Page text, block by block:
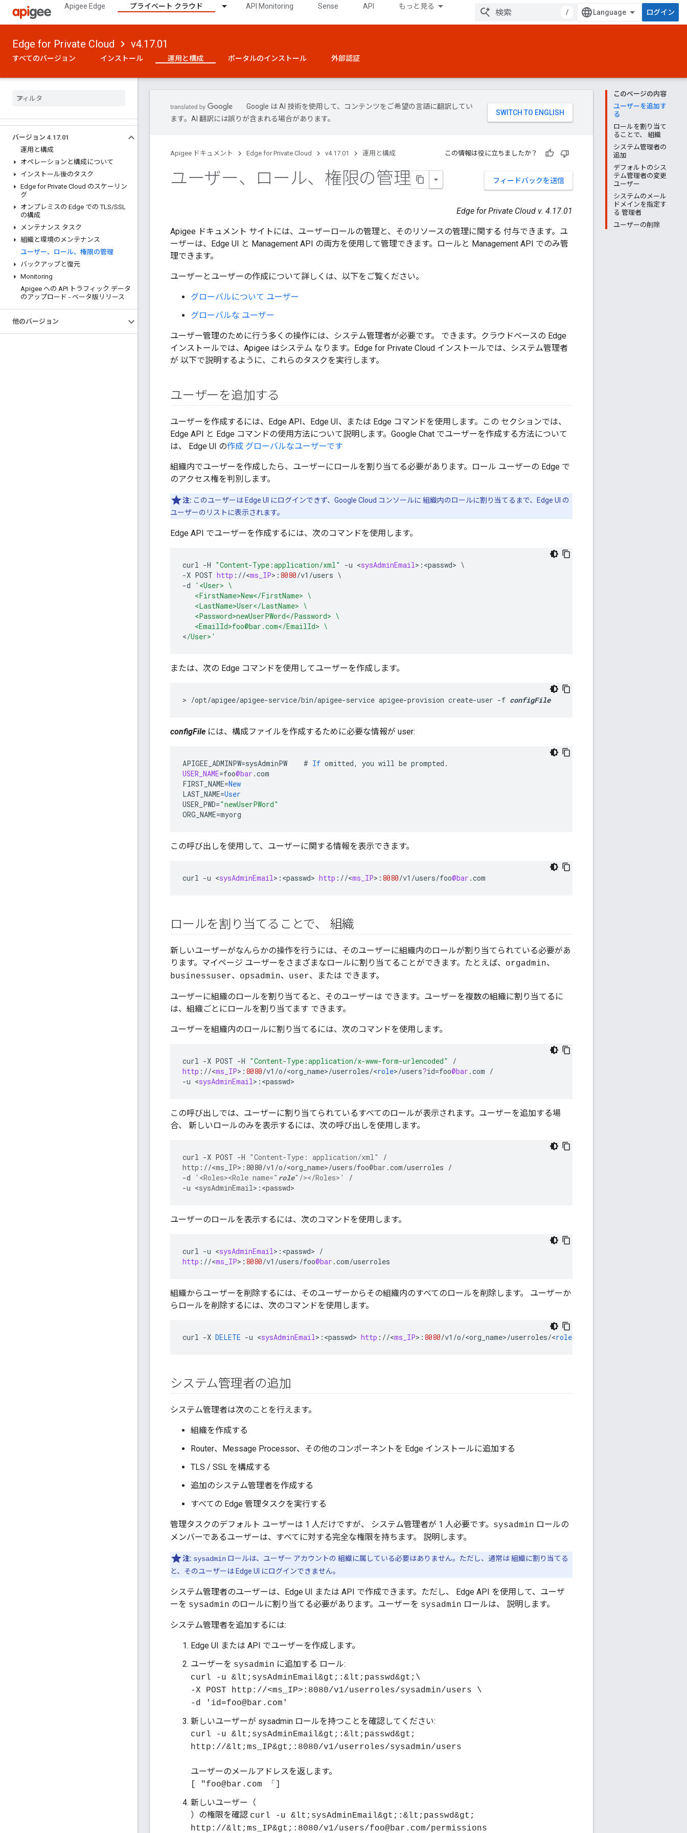
Apigee Edge プライベート クラウド API Monitoring Sense API もっと見る
/ ログイン
Edge for Private Cloud v4.17.01
すべてのバージョン インストール 運用と構成 ポータルのインストール 外部認証
バージョン 4.17.01
運用と構成
オペレーションと構成について
インストール後のタスク
Edge for Private Cloud のスケーリン
グ
オンプレミスの Edge での TLS/SSL
の構成
メンテナンス タスク
組織と環境のメンテナンス
ユーザー、ロール、権限の管理
バックアップと復元
Monitoring
Apigee への API トラフィック データ
のアップロード - ベータ版リリース
他のバージョン
このページの内容
ユーザーを追加す
る
ロールを割り当て
ることで、 組織
システム管理者の
追加
デフォルトのシス
テム管理者の変更
ユーザー
システムのメール
ドメインを指定す
る 管理者
ユーザーの削除
Google は AI 技術を使用して、コンテンツをご希望の言語に翻訳してい
ます。AI 翻訳には誤りが含まれる場合があります。
Apigee ドキュメント Edge for Private Cloud v4.17.01 運用と構成 この情報は役に立ちましたか？
フィードバックを送信
ユーザー、ロール、権限の管理
Edge for Private Cloud v. 4.17.01
Apigee ドキュメント サイトには、ユーザーロールの管理と、そのリソースの管理に関する 付与できます。ユ
ーザーは、Edge UI と Management API の両方を使用して管理できます。ロールと Management API でのみ管
理できます。
ユーザーとユーザーの作成について詳しくは、以下をご覧ください。
グローバルについて ユーザー
グローバルな ユーザー
ユーザー管理のために行う多くの操作には、システム管理者が必要です。 できます。クラウドベースの Edge
インストールでは、Apigee はシステム なります。Edge for Private Cloud インストールでは、システム管理者
が 以下で説明するように、これらのタスクを実行します。
ユーザーを追加する
ユーザーを作成するには、Edge API、Edge UI、または Edge コマンドを使用します。この セクションでは、
Edge API と Edge コマンドの使用方法について説明します。Google Chat でユーザーを作成する方法について
は、 Edge UI の作成 グローバルなユーザーです
組織内でユーザーを作成したら、ユーザーにロールを割り当てる必要があります。ロール ユーザーの Edge で
のアクセス権を判別します。
注: このユーザーは Edge UI にログインできず、Google Cloud コンソールに 組織内のロールに割り当てるまで、Edge UI の
ユーザーのリストに表示されます。
Edge API でユーザーを作成するには、次のコマンドを使用します。
curl -H "Content-Type:application/xml" -u <sysAdminEmail> : <passwd> \
-X POST http : //<ms_IP> : 8080/v1 /users \
-d
'<User> \
   <FirstName>New</FirstName> \
   <LastName>User</LastName> \
   <Password>newUserPWord</Password> \
   <EmailId>foo@bar.com</EmailId> \
</User>'
または、次の Edge コマンドを使用してユーザーを作成します。
> /opt/apigee/apigee-service/bin/apigee-service apigee-provision create-user -f configFile
configFile には、構成ファイルを作成するために必要な情報が user:
APIGEE_ADMINPW=sysAdminPW # If omitted, you will be prompted .
USER_NAME=foo@bar .com
FIRST_NAME=New
LAST_NAME=User
USER_PWD="newUserPWord"
ORG_NAME=myorg
この呼び出しを使用して、ユーザーに関する情報を表示できます。
curl -u <sysAdminEmail> : <passwd> http : //<ms_IP> : 8080/v1 /users/foo@bar .com
ロールを割り当てることで、 組織
新しいユーザーがなんらかの操作を行うには、そのユーザーに組織内のロールが割り当てられている必要があ
ります。マイページ ユーザーをさまざまなロールに割り当てることができます。たとえば、 orgadmin、
businessuser、 opsadmin、 user、または できます。
ユーザーに組織のロールを割り当てると、そのユーザーは できます。ユーザーを複数の組織に割り当てるに
は、組織ごとにロールを割り当てます できます。
ユーザーを組織内のロールに割り当てるには、次のコマンドを使用します。
curl -X POST -H "Content-Type:application/x-www-form-urlencoded"
/
http : //<ms_IP> : 8080/v1 /o/<org_name>/userroles/<role>/users?id=foo@bar .com /
-u <sysAdminEmail> : <passwd>
この呼び出しでは、ユーザーに割り当てられているすべてのロールが表示されます。ユーザーを追加する場
合、 新しいロールのみを表示するには、次の呼び出しを使用します。
curl -X POST -H "Content-Type: application/xml"
/
http : //<ms_IP> : 8080/v1 /o/<org_name>/users/foo@bar .com/userroles /
-d '<Roles><Role name=" role"/></Roles>'
/
-u <sysAdminEmail> : <passwd>
ユーザーのロールを表示するには、次のコマンドを使用します。
curl -u <sysAdminEmail> : <passwd> /
http : //<ms_IP> : 8080/v1 /users/foo@bar .com/userroles
組織からユーザーを削除するには、そのユーザーからその組織内のすべてのロールを削除します。 ユーザーか
らロールを削除するには、次のコマンドを使用します。
curl -X DELETE -u <sysAdminEmail> : <passwd> http : //<ms_IP> : 8080/v1 /o/<org_name>/userroles/<role
システム管理者の追加
システム管理者は次のことを行えます。
組織を作成する
Router、Message Processor、その他のコンポーネントを Edge インストールに追加する
TLS / SSL を構成する
追加のシステム管理者を作成する
すべての Edge 管理タスクを実行する
管理タスクのデフォルト ユーザーは 1 人だけですが、 システム管理者が 1 人必要です。 sysadmin ロールの
メンバーであるユーザーは、すべてに対する完全な権限を持ちます。 説明します。
注: sysadmin ロールは、ユーザー アカウントの 組織に属している必要はありません。ただし、通常は 組織に割り当てる
と、そのユーザーは Edge UI にログインできません。
システム管理者のユーザーは、Edge UI または API で作成できます。ただし、 Edge API を使用して、ユーザ
ーを sysadmin のロールに割り当てる必要があります。ユーザーを sysadmin ロールは、 説明します。
システム管理者を追加するには:
Edge UI または API でユーザーを作成します。
ユーザーを sysadmin に追加する ロール:
curl -u &lt;sysAdminEmail&gt;:&lt;passwd&gt;\
-X POST http://<ms_IP>:8080/v1/userroles/sysadmin/users \
-d 'id=foo@bar.com'
新しいユーザーが sysadmin ロールを持つことを確認してください:
curl -u &lt;sysAdminEmail&gt;:&lt;passwd&gt;
http://&lt;ms_IP&gt;:8080/v1/userroles/sysadmin/users
ユーザーのメールアドレスを返します。
[ "foo@bar.com 「]
新しいユーザー（
）の権限を確認 curl -u &lt;sysAdminEmail&gt;:&lt;passwd&gt;
http://&lt;ms_IP&gt;:8080/v1/users/foo@bar.com/permissions